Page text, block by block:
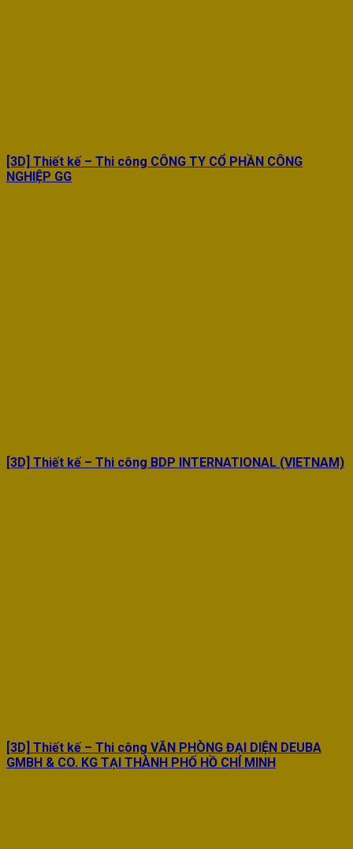
[3D] Thiết kế – Thi công CÔNG TY CỔ PHẦN CÔNG
NGHIỆP GG
[3D] Thiết kế – Thi công BDP INTERNATIONAL (VIETNAM)
[3D] Thiết kế – Thi công VĂN PHÒNG ĐẠI DIỆN DEUBA
GMBH & CO. KG TẠI THÀNH PHỐ HỒ CHÍ MINH